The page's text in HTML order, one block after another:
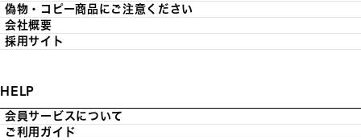
偽物・コピー商品にご注意ください
会社概要
採用サイト
HELP
会員サービスについて
ご利用ガイド